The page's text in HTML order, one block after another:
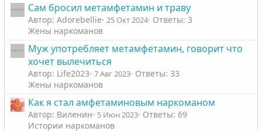
Сам бросил метамфетамин и траву
Автор: Adorebellie 25 Окт 2024 Ответы: 3
Жены наркоманов
Муж употребляет метамфетамин, говорит что
хочет вылечиться
Автор: Life2023 7 Авг 2023 Ответы: 33
Жены наркоманов
Как я стал амфетаминовым наркоманом
Автор: Виленин 5 Июн 2023 Ответы: 69
Истории наркоманов